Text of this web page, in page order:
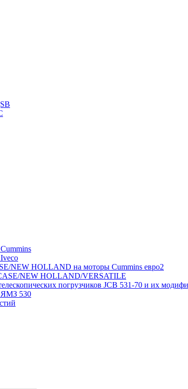
NEW HOLLAND на моторы Cummins евро2
NEW HOLLAND/VERSATILE
погрузчиков JCB 531-70 и их
ЯМЗ 530